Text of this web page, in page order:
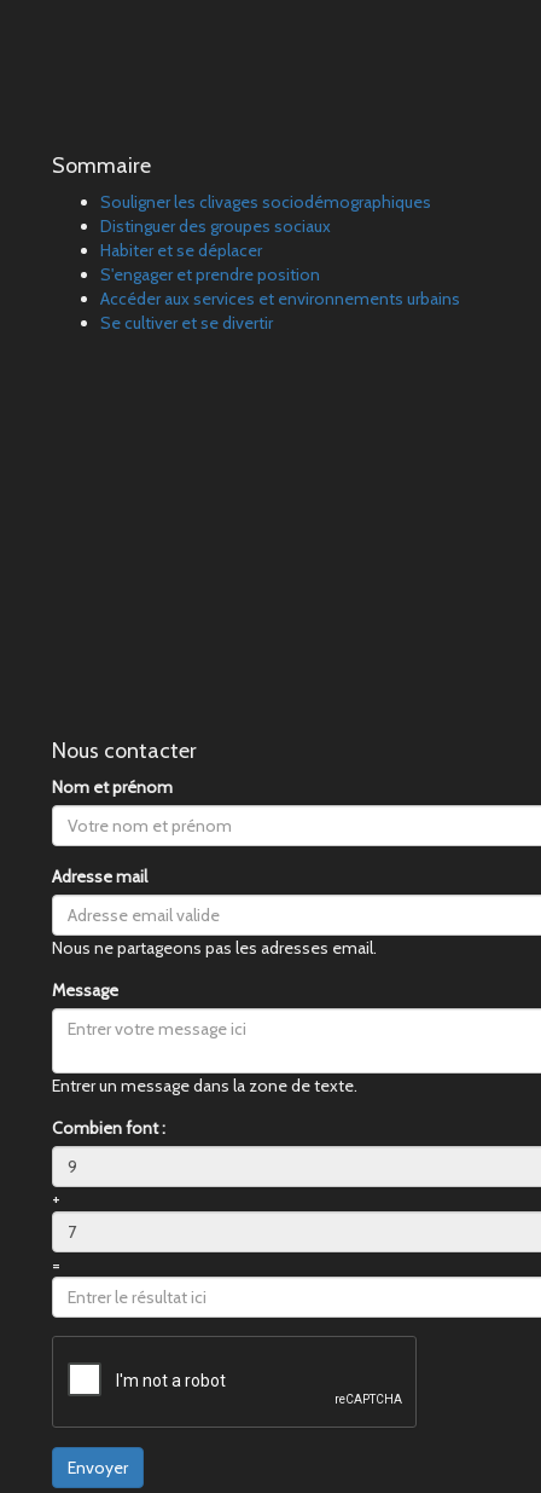
Sommaire
Souligner les clivages sociodémographiques
Distinguer des groupes sociaux
Habiter et se déplacer
S'engager et prendre position
Accéder aux services et environnements urbains
Se cultiver et se divertir
Nous contacter
Nom et prénom
Adresse mail
Nous ne partageons pas les adresses email.
Message
Entrer un message dans la zone de texte.
Combien font :
+
=
Envoyer